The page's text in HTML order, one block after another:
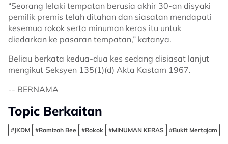
“Seorang lelaki tempatan berusia akhir 30-an disyaki
pemilik premis telah ditahan dan siasatan mendapati
kesemua rokok serta minuman keras itu untuk
diedarkan ke pasaran tempatan,” katanya.
Beliau berkata kedua-dua kes sedang disiasat lanjut
mengikut Seksyen 135(1)(d) Akta Kastam 1967.
-- BERNAMA
Topic Berkaitan
#JKDM #Ramizah Bee #Rokok #MINUMAN KERAS #Bukit Mertajam